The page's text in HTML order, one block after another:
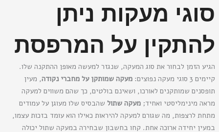
סוגי מעקות ניתן
להתקין על המרפסת
הגיע הזמן לבחור את סוג המעקה, שנגזר למעשה מאופן ההתקנה שלו.
קיימים 3 סוגי מעקה נפוצים:
מעקה שמותקן על מחברי נקודה, מעין
תופסנים שמותקנים לאורכו, ושאינם בולטים, כך שהם משווים למעקה
מראה מינימליסטי ואחיד;מעקה שתול שהבסיס שלו מעוגן על עמודים
מתחת לרצפות, מה שגורם למעקה להיראות כאילו הוא עומד בזכות עצמו,
במעין יחידה ארוכה אחת. קחו בחשבון שבחירה במעקה שתול יכולה